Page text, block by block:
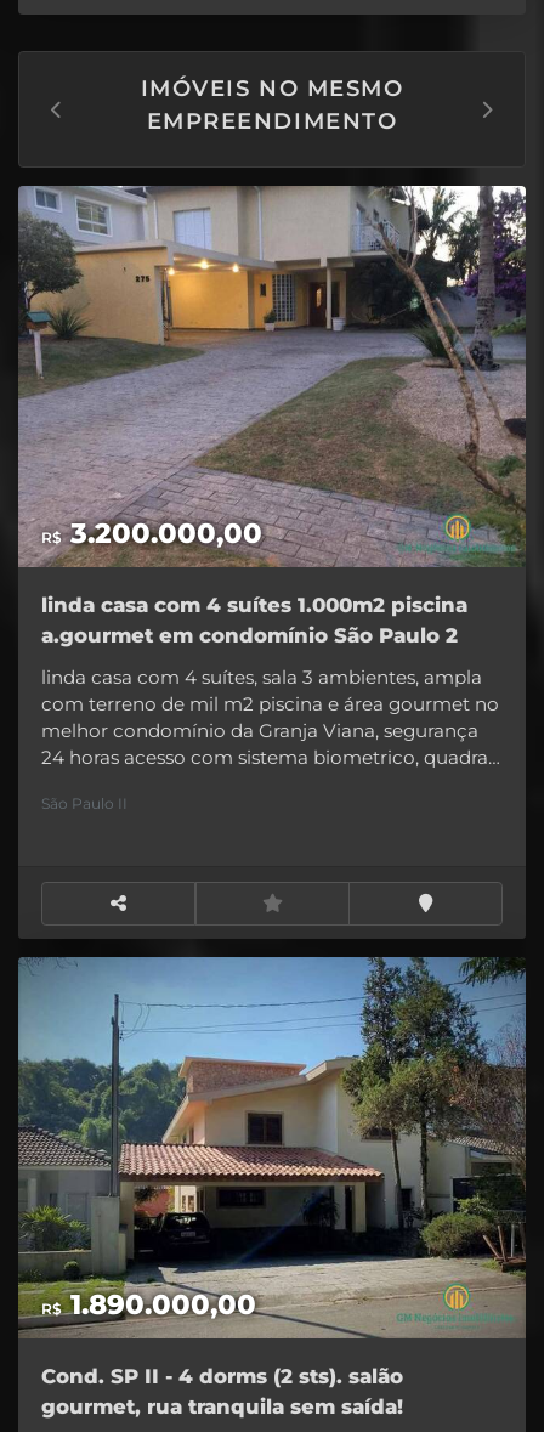
IMÓVEIS NO MESMO
EMPREENDIMENTO
linda casa com 4 suítes 1.000m2 piscina
a.gourmet em condomínio São Paulo 2
linda casa com 4 suítes, sala 3 ambientes, ampla
com terreno de mil m2 piscina e área gourmet no
melhor condomínio da Granja Viana, segurança
24 horas acesso com sistema biometrico, quadras
Região. Sala de lareira Sala jantar Sala tv Lavabo
quarto ou. Quartinho Área churrasqueira Forno de
pizza obs: Documentos da casa em ordem
R$3.200.000,00
São Paulo II
Cond. SP II - 4 dorms (2 sts). salão
gourmet, rua tranquila sem saída!
R$1.890.000,00